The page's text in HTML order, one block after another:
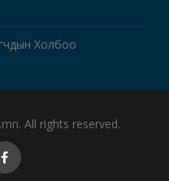
Холбоо
All rights reserved.